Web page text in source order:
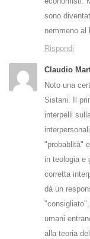
sono
nemmeno al
Rispondi
Claudio
Noto una
Sistani. Il
interpelli
"probablità"
in teologia e
corretta
dà un
umani
alla teoria